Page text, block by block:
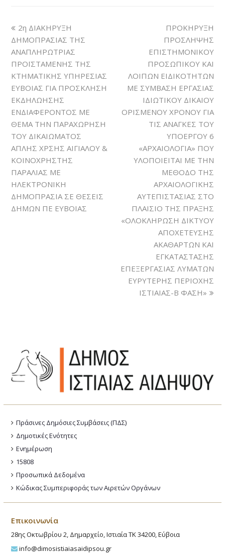
2η ΔΙΑΚΗΡΥΞΗ
ΔΗΜΟΠΡΑΣΙΑΣ ΤΗΣ
ΑΝΑΠΛΗΡΩΤΡΙΑΣ
ΠΡΟΪΣΤΑΜΕΝΗΣ ΤΗΣ
ΚΤΗΜΑΤΙΚΗΣ ΥΠΗΡΕΣΙΑΣ
ΕΥΒΟΙΑΣ ΓΙΑ ΠΡΟΣΚΛΗΣΗ
ΕΚΔΗΛΩΗΣΗΣ
ΕΝΔΙΑΦΕΡΟΝΤΟΣ ΜΕ
ΘΕΜΑ ΤΗΝ ΠΑΡΑΧΩΡΗΣΗ
ΤΟΥ ΔΙΚΑΙΩΜΑΤΟΣ
ΑΠΛΗΣ ΧΡΣΗΣ ΑΙΓΙΑΛΟΥ &
ΚΟΙΝΟΧΡΗΣΤΗΣ
ΠΑΡΑΛΙΑΣ ΜΕ
ΗΛΕΚΤΡΟΝΙΚΗ
ΔΗΜΟΠΡΑΣΙΑ ΣΕ ΘΕΣΕΙΣ
ΔΗΜΩΝ ΠΕ ΕΥΒΟΙΑΣ
ΠΡΟΚΗΡΥΞΗ
ΠΡΟΣΛΗΨΗΣ
ΕΠΙΣΤΗΜΟΝΙΚΟΥ
ΠΡΟΣΩΠΙΚΟΥ ΚΑΙ
ΛΟΙΠΩΝ EΙΔΙΚΟΤΗΤΩΝ
ΜΕ ΣΥΜΒΑΣΗ ΕΡΓΑΣΙΑΣ
ΙΔΙΩΤΙΚΟΥ ΔΙΚΑΙΟΥ
ΟΡΙΣΜΕΝΟΥ ΧΡΟΝΟΥ ΓΙΑ
ΤΙΣ ΑΝΑΓΚΕΣ ΤΟΥ
ΥΠΟΕΡΓΟΥ 6
«ΑΡΧΑΙΟΛΟΓΙΑ» ΠΟΥ
ΥΛΟΠΟΙΕΙΤΑΙ ΜΕ ΤΗΝ
ΜΕΘΟΔΟ ΤΗΣ
ΑΡΧΑΙΟΛΟΓΙΚΗΣ
ΑΥΤΕΠΙΣΤΑΣΙΑΣ ΣΤΟ
ΠΛΑΙΣΙΟ ΤΗΣ ΠΡΑΞΗΣ
«ΟΛΟΚΛΗΡΩΣΗ ΔΙΚΤΥΟΥ
ΑΠΟΧΕΤΕΥΣΗΣ
ΑΚΑΘΑΡΤΩΝ ΚΑΙ
ΕΓΚΑΤΑΣΤΑΣΗΣ
ΕΠΕΞΕΡΓΑΣΙΑΣ ΛΥΜΑΤΩΝ
ΕΥΡΥΤΕΡΗΣ ΠΕΡΙΟΧΗΣ
ΙΣΤΙΑΙΑΣ-Β ΦΑΣΗ»
Πράσινες Δημόσιες Συμβάσεις (ΠΔΣ)
Δημοτικές Ενότητες
Ενημέρωση
15808
Προσωπικά Δεδομένα
Κώδικας Συμπεριφοράς των Αιρετών Οργάνων
Επικοινωνία
28ης Οκτωβρίου 2, Δημαρχείο, Ιστιαία ΤΚ 34200, Εύβοια
info@dimosistiaiasaidipsou.gr